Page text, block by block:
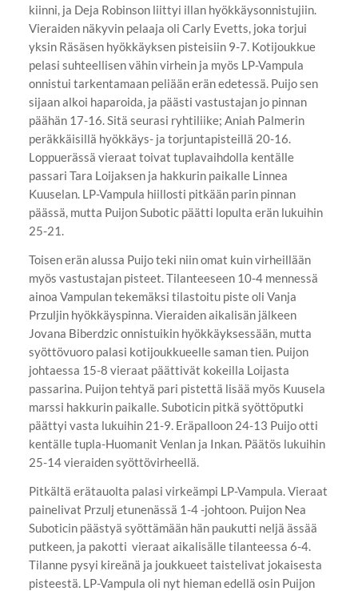
kiinni, ja Deja Robinson liittyi illan hyökkäysonnistujiin.
Vieraiden näkyvin pelaaja oli Carly Evetts, joka torjui
yksin Räsäsen hyökkäyksen pisteisiin 9-7. Kotijoukkue
pelasi suhteellisen vähin virhein ja myös LP-Vampula
onnistui tarkentamaan peliään erän edetessä. Puijo sen
sijaan alkoi haparoida, ja päästi vastustajan jo pinnan
päähän 17-16. Sitä seurasi ryhtiliike; Aniah Palmerin
peräkkäisillä hyökkäys- ja torjuntapisteillä 20-16.
Loppuerässä vieraat toivat tuplavaihdolla kentälle
passari Tara Loijaksen ja hakkurin paikalle Linnea
Kuuselan. LP-Vampula hiillosti pitkään parin pinnan
päässä, mutta Puijon Subotic päätti lopulta erän lukuihin
25-21.
Toisen erän alussa Puijo teki niin omat kuin virheillään
myös vastustajan pisteet. Tilanteeseen 10-4 mennessä
ainoa Vampulan tekemäksi tilastoitu piste oli Vanja
Przuljin hyökkäyspinna. Vieraiden aikalisän jälkeen
Jovana Biberdzic onnistuikin hyökkäyksessään, mutta
syöttövuoro palasi kotijoukkueelle saman tien. Puijon
johtaessa 15-8 vieraat päättivät kokeilla Loijasta
passarina. Puijon tehtyä pari pistettä lisää myös Kuusela
marssi hakkurin paikalle. Suboticin pitkä syöttöputki
päättyi vasta lukuihin 21-9. Eräpalloon 24-13 Puijo otti
kentälle tupla-Huomanit Venlan ja Inkan. Päätös lukuihin
25-14 vieraiden syöttövirheellä.
Pitkältä erätauolta palasi virkeämpi LP-Vampula. Vieraat
painelivat Przulj etunenässä 1-4 -johtoon. Puijon Nea
Suboticin päästyä syöttämään hän paukutti neljä ässää
putkeen, ja pakotti vieraat aikalisälle tilanteessa 6-4.
Tilanne pysyi kireänä ja joukkueet taistelivat jokaisesta
pisteestä. LP-Vampula oli nyt hieman edellä osin Puijon